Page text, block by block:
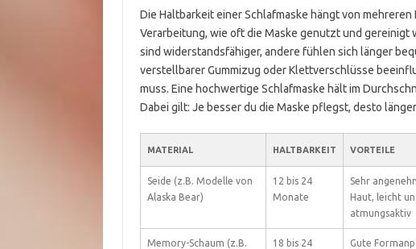
Die Haltbarkeit einer Schlafmaske hängt von
Verarbeitung, wie oft die Maske genutzt und gereinigt
sind widerstandsfähiger, andere fühlen sich länger
verstellbarer Gummizug oder Klettverschlüsse
muss. Eine hochwertige Schlafmaske hält im
Dabei gilt: Je besser du die Maske pflegst, desto
MATERIAL HALTBARKEIT VORTEILE
Seide (z.B. Modelle von
Alaska Bear)
12 bis 24
Monate
Sehr
Haut, leicht
atmungsaktiv
Memory-Schaum (z.B.
18 bis 24
Gute